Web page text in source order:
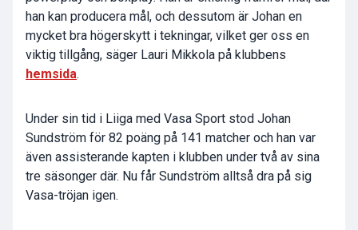
han kan producera mål, och dessutom är Johan en
mycket bra högerskytt i tekningar, vilket ger oss en
viktig tillgång, säger Lauri Mikkola på klubbens
hemsida.
Under sin tid i Liiga med Vasa Sport stod Johan
Sundström för 82 poäng på 141 matcher och han var
även assisterande kapten i klubben under två av sina
tre säsonger där. Nu får Sundström alltså dra på sig
Vasa-tröjan igen.